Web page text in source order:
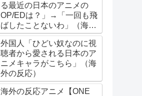
る最近の日本のアニメの
OP/EDは？」→「一回も飛
ばしたことないわ」（海外
の反応）
外国人「ひどい奴なのに視
聴者から愛される日本のア
ニメキャラがこちら」（海
外の反応）
海外の反応アニメ【ONE